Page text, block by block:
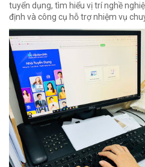
tuyển dụng, tìm hiểu vị trí nghề
định và công cụ hỗ trợ nhiệm vụ